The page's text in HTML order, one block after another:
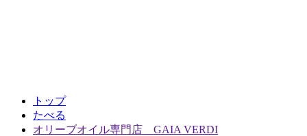
トップ
たべる
オリーブオイル専門店 GAIA VERDI